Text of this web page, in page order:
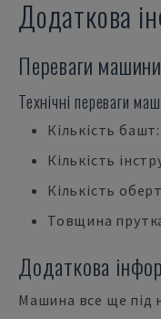
Додаткова
Переваги машини
Технічні переваги
Кількість
Кількість
Кількість
Товщина
Додаткова
Машина все ще під